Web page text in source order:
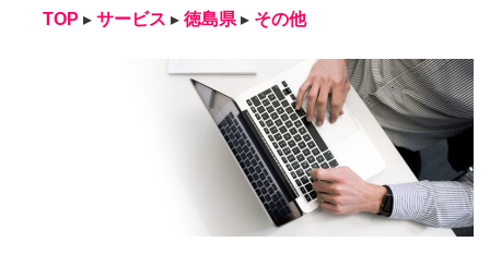
TOP ▸ サービス ▸ 徳島県 ▸ その他